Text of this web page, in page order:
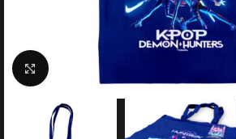
Click to enlarge